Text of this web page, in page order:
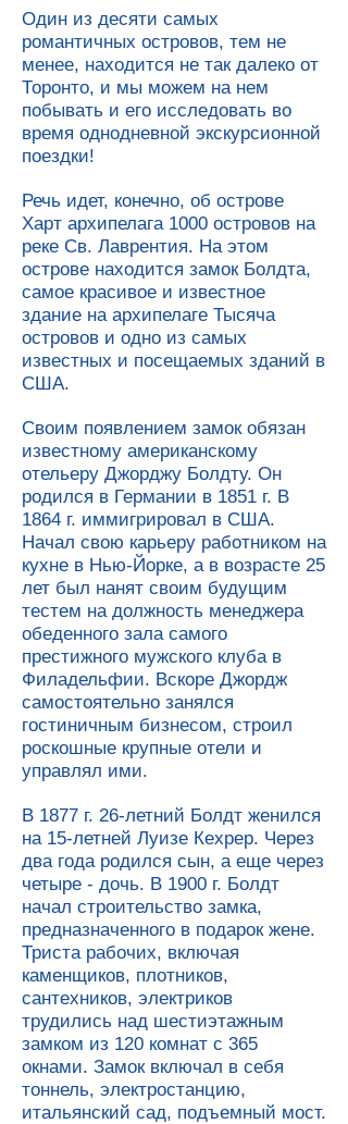
Один из десяти самых
романтичных островов, тем не
менее, находится не так далеко от
Торонто, и мы можем на нем
побывать и его исследовать во
время однодневной экскурсионной
поездки!
Речь идет, конечно, об острове
Харт архипелага 1000 островов на
реке Св. Лаврентия. На этом
острове находится замок Болдта,
самое красивое и известное
здание на архипелаге Тысяча
островов и одно из самых
известных и посещаемых зданий в
США.
Своим появлением замок обязан
известному американскому
отельеру Джорджу Болдту. Он
родился в Германии в 1851 г. В
1864 г. иммигрировал в США.
Начал свою карьеру работником на
кухне в Нью-Йорке, а в возрасте 25
лет был нанят своим будущим
тестем на должность менеджера
обеденного зала самого
престижного мужского клуба в
Филадельфии. Вскоре Джордж
самостоятельно занялся
гостиничным бизнесом, строил
роскошные крупные отели и
управлял ими.
В 1877 г. 26-летний Болдт женился
на 15-летней Луизе Кехрер. Через
два года родился сын, а еще через
четыре - дочь. В 1900 г. Болдт
начал строительство замка,
предназначенного в подарок жене.
Триста рабочих, включая
каменщиков, плотников,
сантехников, электриков
трудились над шестиэтажным
замком из 120 комнат с 365
окнами. Замок включал в себя
тоннель, электростанцию,
итальянский сад, подъемный мост.